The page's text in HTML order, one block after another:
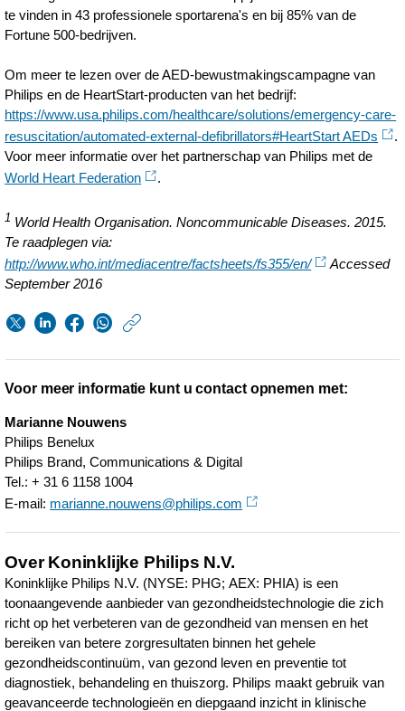
te vinden in 43 professionele sportarena's en bij 85% van de
Fortune 500-bedrijven.
Om meer te lezen over de AED-bewustmakingscampagne van
Philips en de HeartStart-producten van het bedrijf:
https://www.usa.philips.com/healthcare/solutions/emergency-care-
resuscitation/automated-external-defibrillators#HeartStart AEDs
.
Voor meer informatie over het partnerschap van Philips met de
World Heart Federation
.
1 World Health Organisation. Noncommunicable Diseases. 2015.
Te raadplegen via:
http://www.who.int/mediacentre/factsheets/fs355/en/
Accessed
September 2016
w/about/news/
elk-
uniek.html
Voor meer informatie kunt u contact opnemen met:
Marianne Nouwens
Philips Benelux
Philips Brand, Communications & Digital
Tel.: + 31 6 1158 1004
E-mail: marianne.nouwens@philips.com
Over Koninklijke Philips N.V.
Koninklijke Philips N.V. (NYSE: PHG; AEX: PHIA) is een
toonaangevende aanbieder van gezondheidstechnologie die zich
richt op het verbeteren van de gezondheid van mensen en het
bereiken van betere zorgresultaten binnen het gehele
gezondheidscontinuüm, van gezond leven en preventie tot
diagnostiek, behandeling en thuiszorg. Philips maakt gebruik van
geavanceerde technologieën en diepgaand inzicht in klinische